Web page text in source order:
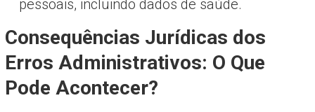
pessoais, incluindo dados de saúde.
Consequências Jurídicas dos
Erros Administrativos: O Que
Pode Acontecer?